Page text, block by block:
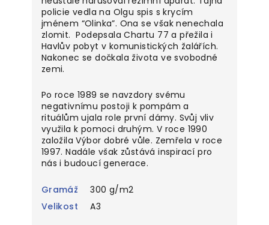
policie vedla na Olgu spis s krycím
jménem “Olinka”. Ona se však nenechala
zlomit. Podepsala Chartu 77 a přežila i
Havlův pobyt v komunistických žalářích.
Nakonec se dočkala života ve svobodné
zemi.
Po roce 1989 se navzdory svému
negativnímu postoji k pompám a
rituálům ujala role první dámy. Svůj vliv
využila k pomoci druhým. V roce 1990
založila Výbor dobré vůle. Zemřela v roce
1997. Nadále však zůstává inspirací pro
nás i budoucí generace.
Gramáž
300 g/m2
Velikost
A3